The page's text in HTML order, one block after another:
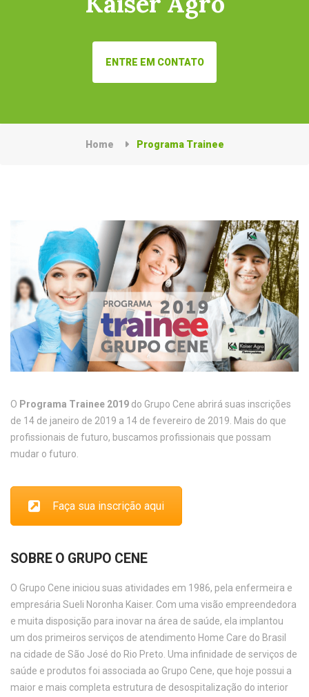
ENTRE EM CONTATO
Home Programa Trainee
O Programa Trainee 2019 do Grupo Cene abrirá suas inscrições
de 14 de janeiro de 2019 a 14 de fevereiro de 2019. Mais do que
profissionais de futuro, buscamos profissionais que possam
mudar o futuro.
Faça sua inscrição aqui
SOBRE O GRUPO CENE
O Grupo Cene iniciou suas atividades em 1986, pela enfermeira e
empresária Sueli Noronha Kaiser. Com uma visão empreendedora
e muita disposição para inovar na área de saúde, ela implantou
um dos primeiros serviços de atendimento Home Care do Brasil
na cidade de São José do Rio Preto. Uma infinidade de serviços de
saúde e produtos foi associada ao Grupo Cene, que hoje possui a
maior e mais completa estrutura de desospitalização do interior